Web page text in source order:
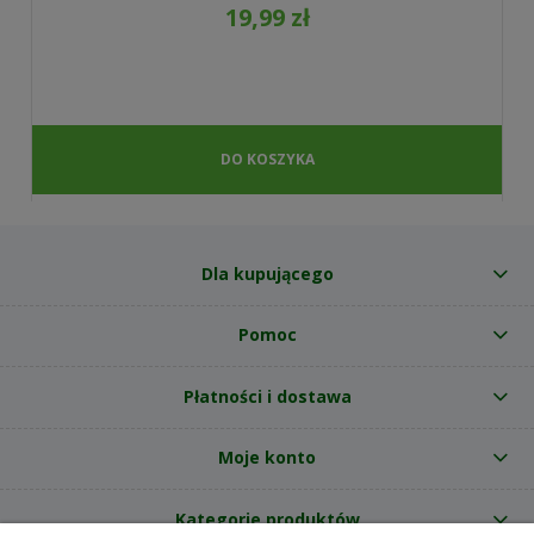
19,99 zł
DO KOSZYKA
Dla kupującego
Pomoc
Płatności i dostawa
Moje konto
Kategorie produktów